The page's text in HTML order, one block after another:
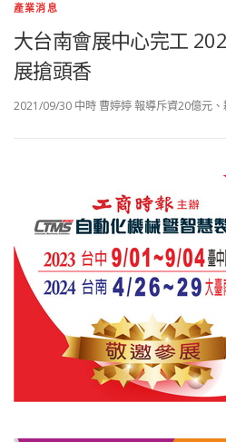
產業消息
大台南會展中心完工
展搶頭香
2021/09/30 中時 曹婷婷 報導斥資20億元